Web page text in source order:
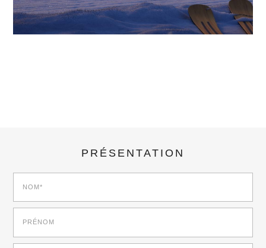
PRÉSENTATION
NOM*
PRÉNOM